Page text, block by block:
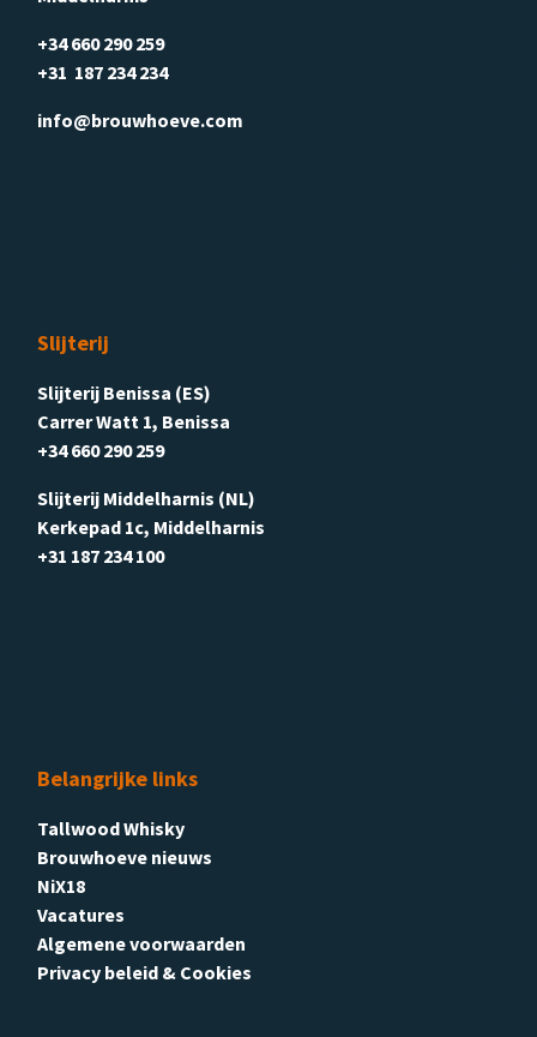
+34 660 290 259
+31 187 234 234
info@brouwhoeve.com
Slijterij
Slijterij Benissa (ES)
Carrer Watt 1, Benissa
+34 660 290 259
Slijterij Middelharnis (NL)
Kerkepad 1c, Middelharnis
+31 187 234 100
Belangrijke links
Tallwood Whisky
Brouwhoeve nieuws
NiX18
Vacatures
Algemene voorwaarden
Privacy beleid & Cookies